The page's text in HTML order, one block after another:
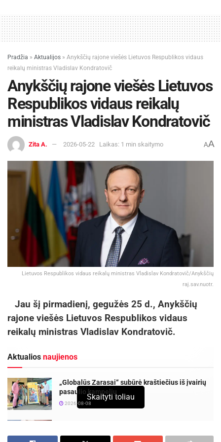
Pradžia » Aktualijos » Anykščių rajone viešės Lietuvos Respublikos vidaus
reikalų ministras Vladislav Kondratovič
Anykščių rajone viešės Lietuvos
Respublikos vidaus reikalų
ministras Vladislav Kondratovič
Zita A. 2026-05-22 Laikas: 1 min skaitymo AA
Lietuvos Respublikos vidaus reikalų ministras Vladislav Kondratovič/Anykščių
raj.sav.nuotr.
Jau šį pirmadienį, gegužės 25 d., Anykščių
rajone viešės Lietuvos Respublikos vidaus
reikalų ministras Vladislav Kondratovič.
Aktualios naujienos
„Globalūs Zarasai“ subūrė kraštiečius iš įvairių
pasaulio kampelių
2026-08-08
Skaityti toliau